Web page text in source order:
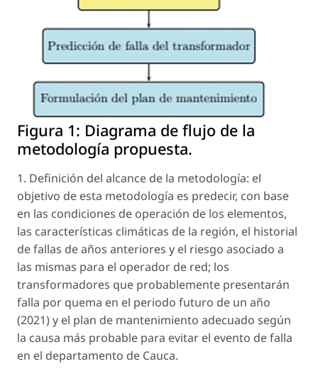
Figura 1: Diagrama de flujo de la
metodología propuesta.
1. Definición del alcance de la metodología: el
objetivo de esta metodología es predecir, con base
en las condiciones de operación de los elementos,
las características climáticas de la región, el historial
de fallas de años anteriores y el riesgo asociado a
las mismas para el operador de red; los
transformadores que probablemente presentarán
falla por quema en el periodo futuro de un año
(2021) y el plan de mantenimiento adecuado según
la causa más probable para evitar el evento de falla
en el departamento de Cauca.